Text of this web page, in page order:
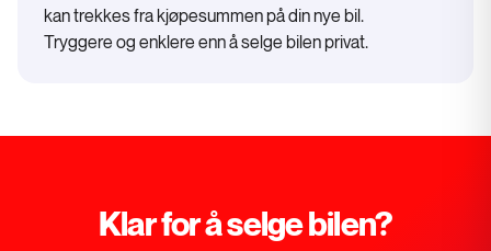
kan trekkes fra kjøpesummen på din nye bil.
Tryggere og enklere enn å selge bilen privat.
Klar for å selge bilen?